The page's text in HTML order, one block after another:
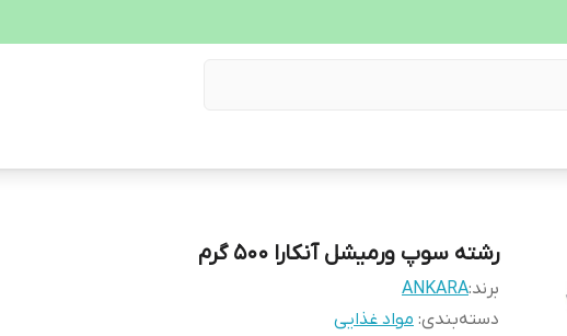
رشته سوپ ورمیشل آنکارا 500 گرم
برند:ANKARA
دسته‌بندی: مواد غذایی